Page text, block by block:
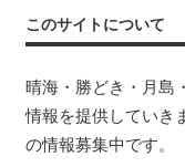
このサイトについて
晴海・勝どき・月島
情報を提供していき
の情報募集中です。